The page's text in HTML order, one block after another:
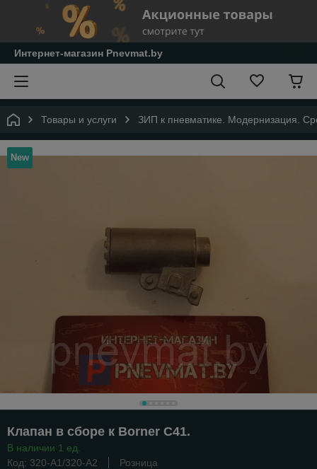
Интернет-магазин Pnevmat.by
Товары и услуги ЗИП к пневматике. Модернизация.
New
Клапан в сборе к Borner С41.
В наличии 1 ед.
Код: 320-A1/320-A2
Розница